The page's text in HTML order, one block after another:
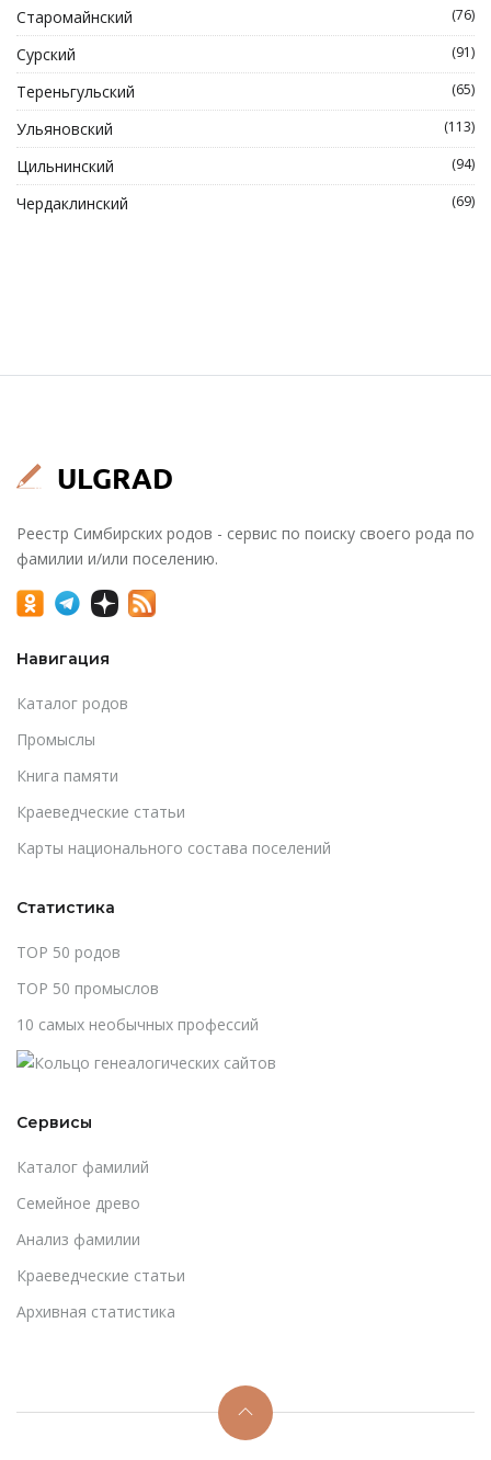
Старомайнский (76)
Сурский (91)
Тереньгульский (65)
Ульяновский (113)
Цильнинский (94)
Чердаклинский (69)
Реестр Симбирских родов - сервис по поиску своего рода по
фамилии и/или поселению.
Навигация
Каталог родов
Промыслы
Книга памяти
Краеведческие статьи
Карты национального состава поселений
Статистика
TOP 50 родов
TOP 50 промыслов
10 самых необычных профессий
Сервисы
Каталог фамилий
Cемейное древо
Анализ фамилии
Краеведческие статьи
Архивная статистика